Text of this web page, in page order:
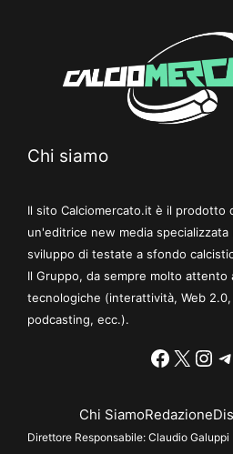
Chi siamo
Il sito Calciomercato.it è il prodotto
un'editrice new media
sviluppo di testate a sfondo
Il Gruppo, da sempre molto attento
tecnologiche (interattività, Web
podcasting, ecc.).
X
Chi SiamoRedazione
Direttore Responsabile: Claudio Galuppi